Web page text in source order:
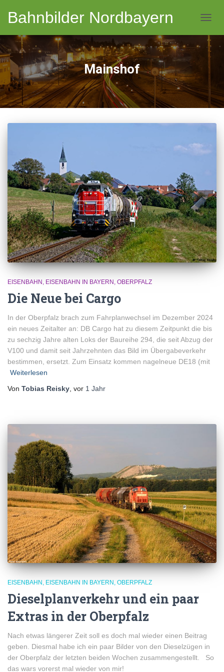
Bahnbilder Nordbayern
Mainshof
EISENBAHN EISENBAHN IN BAYERN OBERPFALZ
Die Neue bei Cargo
In der Oberpfalz brach zum Fahrplanwechsel im Dezember 2024
ein neues Zeitalter an: DB Cargo hat zu diesem Zeitpunkt die bis
zu sechzig Jahre alten Loks der Baureihe 294, die seit Abzug der
V100 und damit seit Jahrzehnten das Bild im Übergabeverkehr
bestimmen, ersetzt. Zum Einsatz kommen nagelneue DE18 (mit
Weiterlesen
Von Tobias Reisky , vor 1 Jahr
EISENBAHN EISENBAHN IN BAYERN OBERPFALZ
Dieselplanverkehr und ein paar
Extras in der Oberpfalz
Nach etwas längerer Zeit soll es doch mal wieder einen Beitrag
geben. Diesmal habe ich ein paar Bilder von den Dieselzügen in
der Oberpfalz der letzten beiden Wochen zusammengestellt. So
das wars vorerst mal wieder von mir!